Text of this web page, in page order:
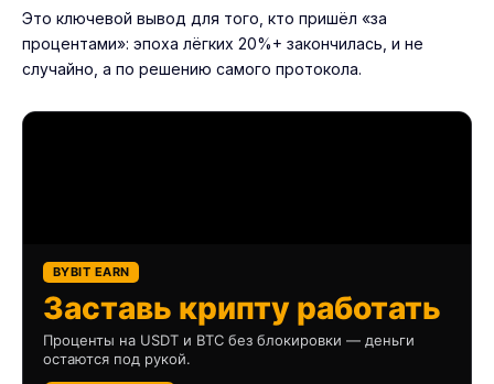
Это ключевой вывод для того, кто пришёл «за
процентами»: эпоха лёгких 20%+ закончилась, и не
случайно, а по решению самого протокола.
BYBIT EARN
Заставь крипту работать
Проценты на USDT и BTC без блокировки — деньги
остаются под рукой.